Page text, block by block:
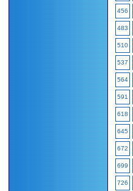
456
483
510
537
564
591
618
645
672
699
726